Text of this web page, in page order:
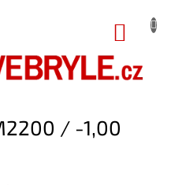
/ -1,00